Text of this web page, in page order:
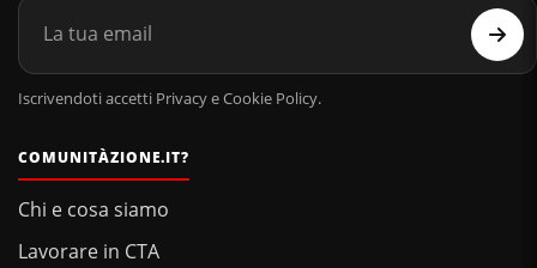
Iscrivendoti accetti Privacy e Cookie Policy.
COMUNITÀZIONE.IT?
Chi e cosa siamo
Lavorare in CTA